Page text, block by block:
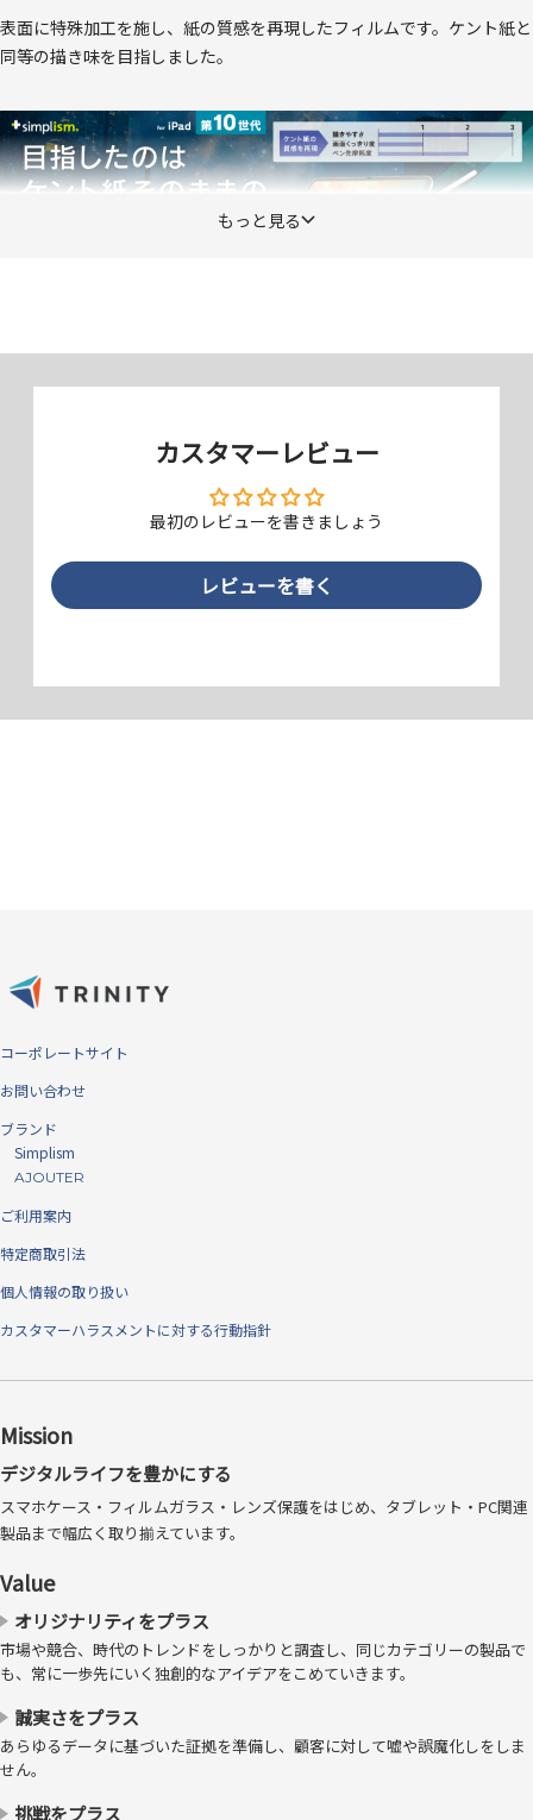
表面に特殊加工を施し、紙の質感を再現したフィルムです。ケント紙と
同等の描き味を目指しました。
ケント紙のようなざらざらとした質感です。ペン先との摩擦をあえて生
散し映り込みを抑え、明るい場所でもディスプレイを見やすくします。
気泡ゼロの「バブルレス®」仕様
ディスプレイとガラスプロテクター/フィルムの間に埃が入ることが、
気泡が発生する原因です。シリコン吸着面に特殊加工を施すことによっ
貼り付けすることを可能にしました。
録商標です。 ※大きな埃の場合には気泡ができてしまうことがあります。基本的に
は埃は貼り付け前に除去してください。それでも入ってしまう微細な埃は吸収しま
す。 ※埃が抜ける構造ではありません。埃のサイズによっては視認できることがあ
ります。
もっと見る
カスタマーレビュー
最初のレビューを書きましょう
レビューを書く
コーポレートサイト
お問い合わせ
ブランド
Simplism
AJOUTER
ご利用案内
特定商取引法
個人情報の取り扱い
カスタマーハラスメントに対する行動指針
Mission
デジタルライフを豊かにする
スマホケース・フィルムガラス・レンズ保護をはじめ、タブレット・PC関連
製品まで幅広く取り揃えています。
Value
オリジナリティをプラス
市場や競合、時代のトレンドをしっかりと調査し、同じカテゴリーの製品で
も、常に一歩先にいく独創的なアイデアをこめていきます。
誠実さをプラス
あらゆるデータに基づいた証拠を準備し、顧客に対して嘘や誤魔化しをしま
せん。
挑戦をプラス